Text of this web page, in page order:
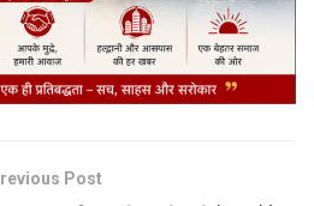
Post